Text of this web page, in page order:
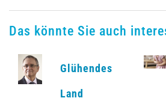
Das könnte Sie auch
Glühendes
Land